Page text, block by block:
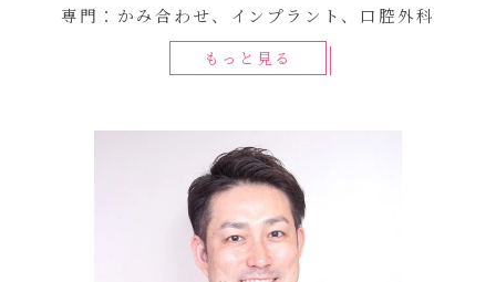
専門：かみ合わせ、インプラント、口腔外科
もっと見る